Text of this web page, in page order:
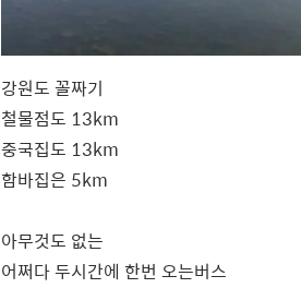
강원도 꼴짜기
철물점도 13km
중국집도 13km
함바집은 5km
아무것도 없는
어쩌다 두시간에 한번 오는버스